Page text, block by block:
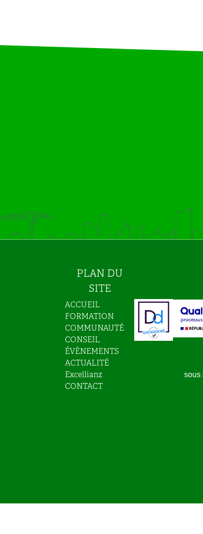
PLAN DU
SITE
ACCUEIL
FORMATION
COMMUNAUTÉ
CONSEIL
ÉVÈNEMENTS
ACTUALITÉ
Excellianz
CONTACT
sous